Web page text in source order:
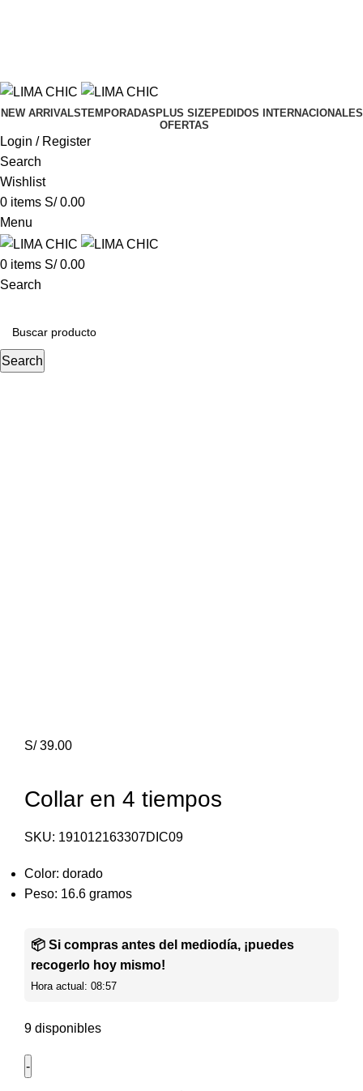
NEW ARRIVALSTEMPORADAS PLUS SIZEPEDIDOS INTERNACIONALES
OFERTAS
Login / Register
Search
Wishlist
0 items S/0.00
Menu
0 items S/0.00
Search
Search
S/39.00
Collar en 4 tiempos
SKU: 191012163307DIC09
Color: dorado
Peso: 16.6 gramos
📦 Si compras antes del mediodía, ¡puedes
recogerlo hoy mismo!
Hora actual: 08:57
9 disponibles